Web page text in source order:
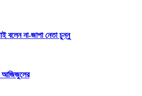
বলেন না-জাপা নেতা চুন্নু
আজিজুলের